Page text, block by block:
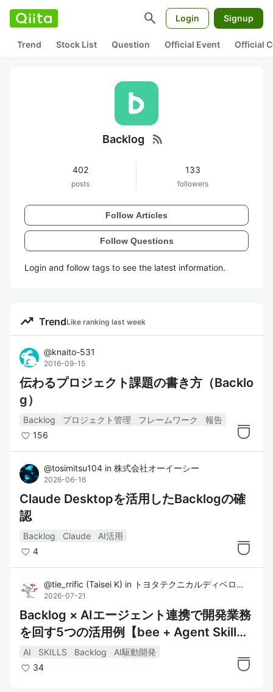
search Login Signup
Trend Stock List Question Official Event Official
Backlog rss_feed
402
posts
133
followers
Follow Articles
Follow Questions
Login and follow tags to see the latest information.
trending_up TrendLike ranking last week
@knaito-531
2016-09-15
伝わるプロジェクト課題の書き方（Backlo
g）
Backlog プロジェクト管理 フレームワーク
報告
156
@tosimitsu104 in 株式会社オーイーシー
2026-06-16
Claude Desktopを活用したBacklogの確
認
Backlog Claude
AI活用
4
@tie_rrific (Taisei K) in トヨタテクニカルディベロップメント株式会社
2026-07-21
Backlog × AIエージェント連携で開発業務
を回す5つの活用例【bee + Agent Skill
s】
AI SKILLS Backlog
AI駆動開発
34